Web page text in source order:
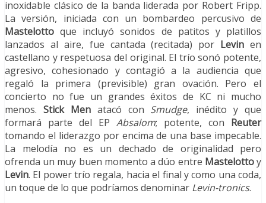
inoxidable clásico de la banda liderada por Robert Fripp.
La versión, iniciada con un bombardeo percusivo de
Mastelotto que incluyó sonidos de patitos y platillos
lanzados al aire, fue cantada (recitada) por Levin en
castellano y respetuosa del original. El trío sonó potente,
agresivo, cohesionado y contagió a la audiencia que
regaló la primera (previsible) gran ovación. Pero el
concierto no fue un grandes éxitos de KC ni mucho
menos. Stick Menatacó con Smudge, inédito y que
formará parte del EP Absalom; potente, con Reuter
tomando el liderazgo por encima de una base impecable.
La melodía no es un dechado de originalidad pero
ofrenda un muy buen momento a dúo entre Mastelottoy
Levin. El power trío regala, hacia el final y como una coda,
un toque de lo que podríamos denominar Levin-tronics.